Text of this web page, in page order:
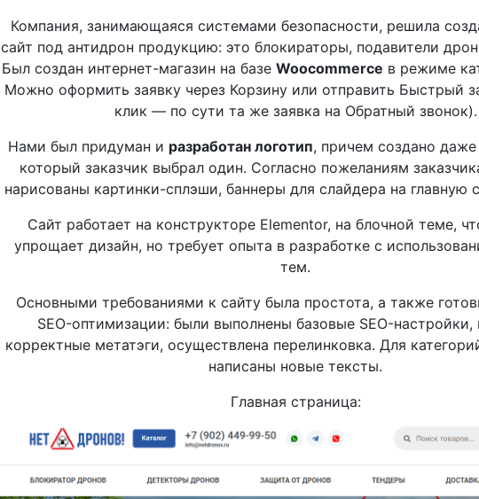
Компания, занимающаяся системами безопасности, решила
сайт под антидрон продукцию: это блокираторы, подавители
Был создан интернет-магазин на базе Woocommerce в режиме
Можно оформить заявку через Корзину или отправить Быстрый
клик — по сути та же заявка на Обратный звонок).
Нами был придуман и разработан логотип, причем создано даже
который заказчик выбрал один. Согласно пожеланиям
нарисованы картинки-сплэши, баннеры для слайдера на главную
Сайт работает на конструкторе Elementor, на блочной теме,
упрощает дизайн, но требует опыта в разработке с
тем.
Основными требованиями к сайту была простота, а также
SEO-оптимизации: были выполнены базовые SEO-настройки,
корректные метатэги, осуществлена перелинковка. Для
написаны новые тексты.
Главная страница: